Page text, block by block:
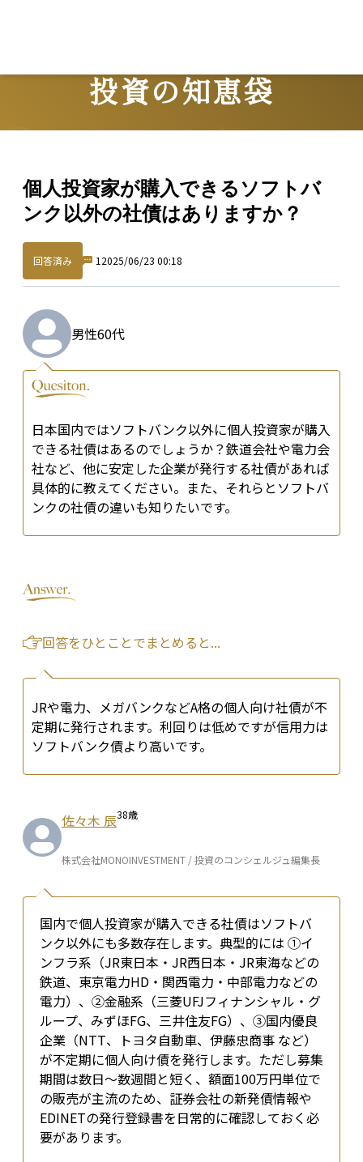
投資の知恵袋
個人投資家が購入できるソフトバ
ンク以外の社債はありますか？
回答済み 1 2025/06/23 00:18
男性60代
日本国内ではソフトバンク以外に個人投資家が購入
できる社債はあるのでしょうか？鉄道会社や電力会
社など、他に安定した企業が発行する社債があれば
具体的に教えてください。また、それらとソフトバ
ンクの社債の違いも知りたいです。
回答をひとことでまとめると...
JRや電力、メガバンクなどA格の個人向け社債が不
定期に発行されます。利回りは低めですが信用力は
ソフトバンク債より高いです。
佐々木 辰38歳
株式会社MONOINVESTMENT / 投資のコンシェルジュ編集長
国内で個人投資家が購入できる社債はソフトバ
ンク以外にも多数存在します。典型的には ①イ
ンフラ系（JR東日本・JR西日本・JR東海などの
鉄道、東京電力HD・関西電力・中部電力などの
電力）、②金融系（三菱UFJフィナンシャル・グ
ループ、みずほFG、三井住友FG）、③国内優良
企業（NTT、トヨタ自動車、伊藤忠商事 など）
が不定期に個人向け債を発行します。ただし募集
期間は数日～数週間と短く、額面100万円単位で
の販売が主流のため、証券会社の新発債情報や
EDINETの発行登録書を日常的に確認しておく必
要があります。